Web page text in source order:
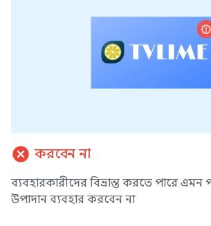
cancel করবেন না
ব্যবহারকারীদের বিভ্রান্ত করতে পারে এমন
উপাদান ব্যবহার করবেন না